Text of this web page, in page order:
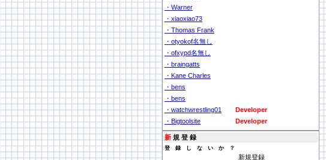
・Warner
・xiaoxiao73
・Thomas Frank
・otyokof名無し
・ofxypd名無し
・braingatts
・Kane Charles
・bens
・bens
・watchwrestling01
Developer
・Bigtoolsite
Developer
新 規 登 録
登 録 し な い か ？